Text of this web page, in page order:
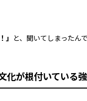
」 と、聞いてしまったん
化が根付いている